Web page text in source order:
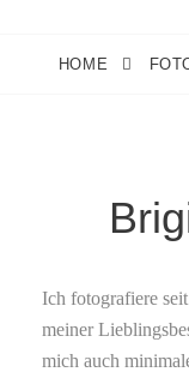
HOME
Ich fotografiere
mei­ner
mich auch